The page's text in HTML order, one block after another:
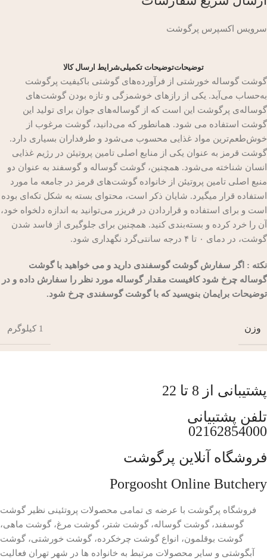
سرویس اکسپرس پرگوشت
توضیحاتتوضیحات تکمیلیشرایط ارسال کالا
گوشت گوساله خورشتی از فرآورده‌های گوشتی باکیفیت پرگوشت
به‌حساب می‌آید. یکی از رازهای خوشمزگی و تازه بودن گوشت‌های
گوساله‌ی پرگوشت این است که از گوساله‌های جوان برای تولید این
گوشت استفاده می شود. همانطور که می‌دانید، گوشت مرغوب از
خوش‌طعم‌ترین مواد غذایی محسوب می‌شود و طرفداران بسیاری دارد.
گوشت قرمز به عنوان یکی از منابع اصلی تامین پروتیئن در رژیم غذایی
انسان شناخته می‌شود. همچنین، گوشت گوساله و گوسفند به عنوان دو
منبع اصلی تامین پروتیئن از خانواده گوشت‌های قرمز در جامعه ما مورد
استفاده قرار میگیرد. شایان ذکر است، محتوای بسته به شکل تکه‌ای بوده
است و برای استفاده و قراردادن در فریزر می‌توانید به اندازه دلخواه خود،
آن را خرد کرده و بسته‌بندی کنید. همچنین برای جلوگیری از فاسد شدن
گوشت، در دمای ۰ تا ۴ درجه سانتی‌گرد نگهداری شود.
نکته : اگر سفارش گوشت گوسفندی دارید و می خواهید با گوشت
گوساله چرخ شود کافیست مقدار گوساله مورد نظر را سفارش داده و در
توضیحات برایمان بنویسید که با گوشت گوسفندی چرخ شود.
وزن 1 کیلوگرم
پشتیبانی از 8 تا 22
تلفن پشتبیانی
02162854000
فروشگاه آنلاین پرگوشت
Porgoosht Online Butchery
فروشگاه پرگوشت با عرضه ی تمامی محصولات پروتئینی نظیر گوشت
گوسفند، گوشت گوساله، گوشت شتر، گوشت مرغ، گوشت ماهی،
گوشت بوقلمون، انواع گوشت چرخکرده، گوشت خورشتی، گوشت
آبگوشتی و سایر محصولات مرتبط به خانواده ها در شهر تهران فعالیت